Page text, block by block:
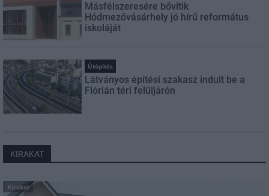
Másfélszeresére bővítik
Hódmezővásárhely jó hírű református
iskoláját
Útépítés
Látványos építési szakasz indult be a
Flórián téri felüljárón
KIRAKAT
Kirakat